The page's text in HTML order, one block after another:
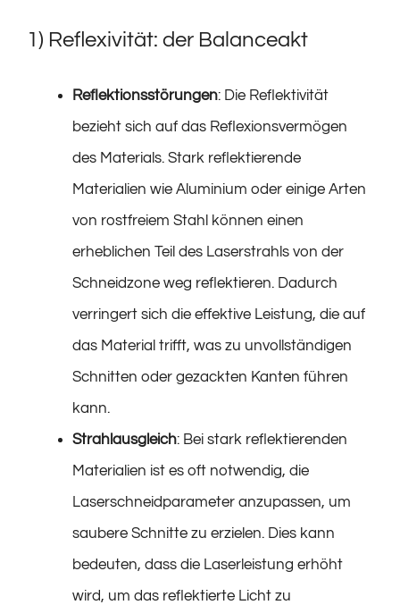
1) Reflexivität: der Balanceakt
Reflektionsstörungen: Die Reflektivität
bezieht sich auf das Reflexionsvermögen
des Materials. Stark reflektierende
Materialien wie Aluminium oder einige Arten
von rostfreiem Stahl können einen
erheblichen Teil des Laserstrahls von der
Schneidzone weg reflektieren. Dadurch
verringert sich die effektive Leistung, die auf
das Material trifft, was zu unvollständigen
Schnitten oder gezackten Kanten führen
kann.
Strahlausgleich: Bei stark reflektierenden
Materialien ist es oft notwendig, die
Laserschneidparameter anzupassen, um
saubere Schnitte zu erzielen. Dies kann
bedeuten, dass die Laserleistung erhöht
wird, um das reflektierte Licht zu